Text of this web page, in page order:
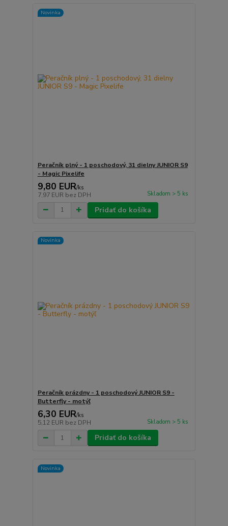
Novinka
Peračník plný - 1 poschodový, 31 dielny JUNIOR S9
- Magic Pixelife
9,80 EUR/ks
7,97 EUR bez DPH Skladom > 5 ks
Pridať do košíka
Novinka
Peračník prázdny - 1 poschodový JUNIOR S9 -
Butterfly - motýľ
6,30 EUR/ks
5,12 EUR bez DPH Skladom > 5 ks
Pridať do košíka
Novinka